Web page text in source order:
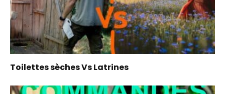
Toilettes sèches Vs Latrines